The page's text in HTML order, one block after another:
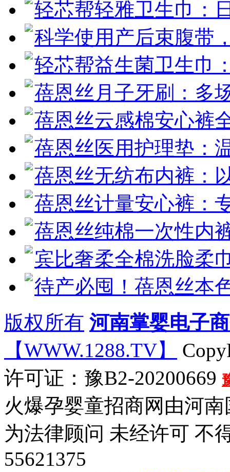
轻芯帮轻雅卫生巾：
科学使用产后束腹带
轻芯帮益生菌卫生巾
蓓恩丝月子牙刷：多
蓓恩丝云感棉安心裤
蓓恩丝医用护理垫：
蓓恩丝无纺布内裤：
蓓恩丝计量安心裤：
蓓恩丝纯棉一次性内
宾比奢柔全棉洗脸柔
待产必囤！蓓恩丝本
版权所有 河南掌婴电子
【WWW.1288.TV】
许可证：豫B2-20200669
火爆孕婴童招商网由河
为法律顾问 未经许可 不
55621375